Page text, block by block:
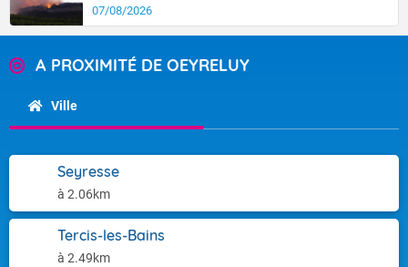
07/08/2026
A PROXIMITÉ DE OEYRELUY
Ville
Seyresse
à 2.06km
Tercis-les-Bains
à 2.49km